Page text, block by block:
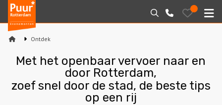
Puur*
Rotterdam
bedrijfsuitjes
Zoeken
010-
7271205
Bewaarde
uitjes
Arrangementen
Varen
Ontdek
Met het openbaar vervoer naar en
door Rotterdam,
zoef snel door de stad, de beste tips
op een rij